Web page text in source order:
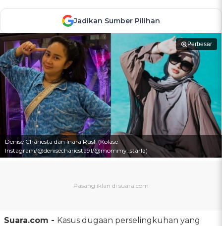
Jadikan Sumber Pilihan
Perbesar
Denise Chariesta dan Inara Rusli (Kolase
Instagram/@denisechariesta91/@mommy_starla)
Suara.com - Kasus dugaan perselingkuhan yang